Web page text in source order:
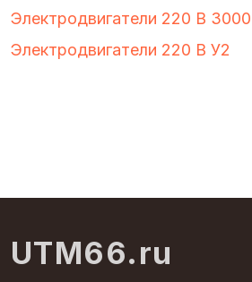
Электродвигатели 220 В
Электродвигатели 220 В У2
UTM66.ru